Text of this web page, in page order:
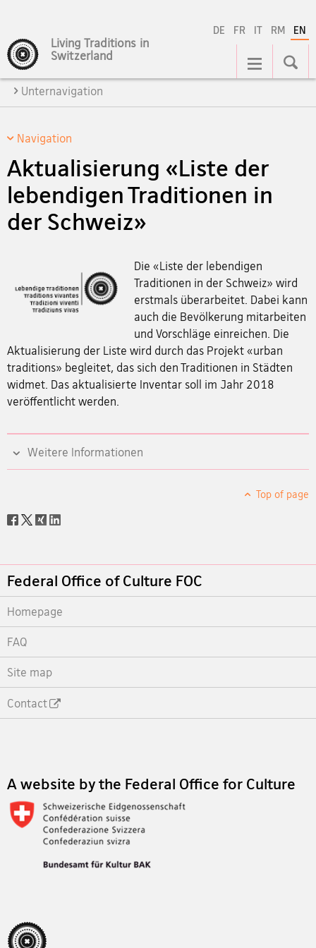
DE FR IT RM EN
Living Traditions in
Switzerland
Main
Navigation
Unternavigation
Navigation
Aktualisierung «Liste der
lebendigen Traditionen in
der Schweiz»
Die «Liste der lebendigen
Traditionen in der Schweiz» wird
erstmals überarbeitet. Dabei kann
auch die Bevölkerung mitarbeiten
und Vorschläge einreichen. Die
Aktualisierung der Liste wird durch das Projekt «urban
traditions» begleitet, das sich den Traditionen in Städten
widmet. Das aktualisierte Inventar soll im Jahr 2018
veröffentlicht werden.
Weitere Informationen
Top of page
Social
Footer
Federal Office of Culture FOC
Homepage
FAQ
Site map
Contact
A website by the Federal Office for Culture